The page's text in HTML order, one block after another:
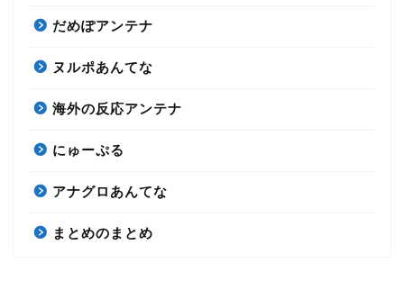
だめぽアンテナ
ヌルポあんてな
海外の反応アンテナ
にゅーぷる
アナグロあんてな
まとめのまとめ